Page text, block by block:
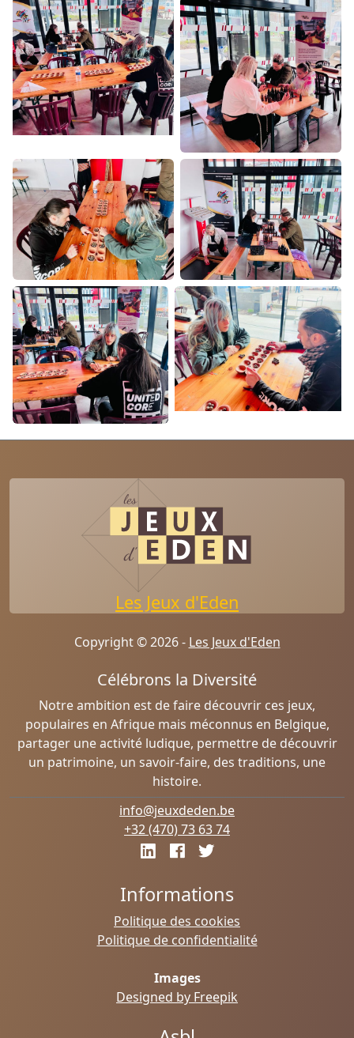
Les Jeux d'Eden
Copyright © 2026 - Les Jeux d'Eden
Célébrons la Diversité
Notre ambition est de faire découvrir ces jeux,
populaires en Afrique mais méconnus en Belgique,
partager une activité ludique, permettre de découvrir
un patrimoine, un savoir-faire, des traditions, une
histoire.
info@jeuxdeden.be
+32 (470) 73 63 74
Informations
Politique des cookies
Politique de confidentialité
Images
Designed by Freepik